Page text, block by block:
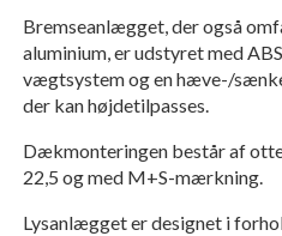
Bremseanlægget, der også
aluminium, er udstyret med
vægtsystem og en hæve-/
der kan højdetilpasses.
Dækmonteringen består af
22,5 og med M+S-mærkning.
Lysanlægget er designet i